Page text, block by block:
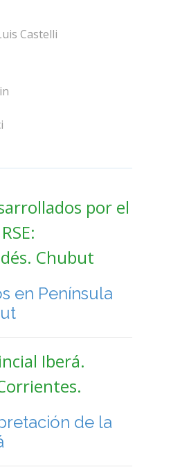
Castelli
por el
Chubut
en Península
Iberá.
de la